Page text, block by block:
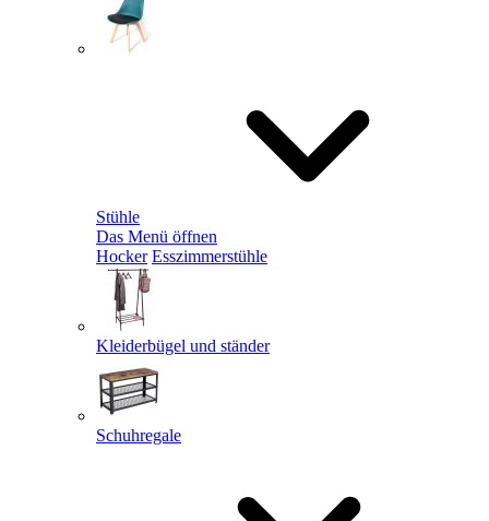
Stühle
Das Menü öffnen
Hocker Esszimmerstühle
Kleiderbügel und ständer
Schuhregale